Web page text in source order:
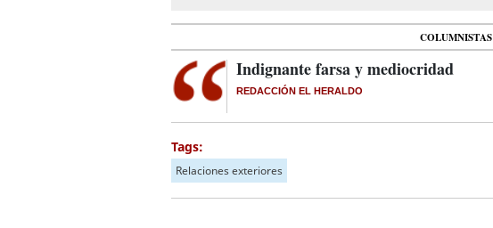
COLUMNISTAS
Indignante farsa y mediocridad
REDACCIÓN EL HERALDO
Tags:
Relaciones exteriores